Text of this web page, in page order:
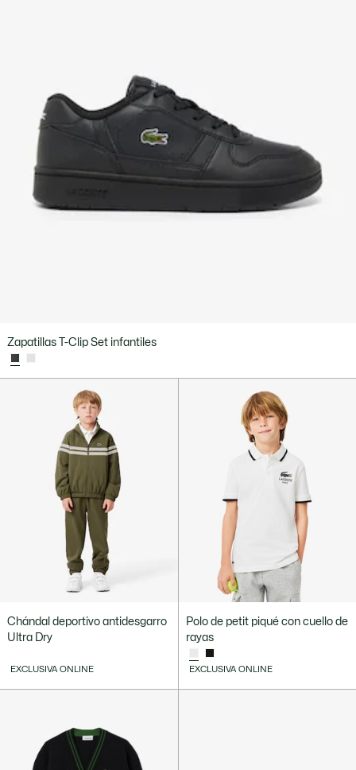
Zapatillas T-Clip Set infantiles
Chándal deportivo antidesgarro
Ultra Dry
EXCLUSIVA ONLINE
Polo de petit piqué con cuello de
rayas
EXCLUSIVA ONLINE